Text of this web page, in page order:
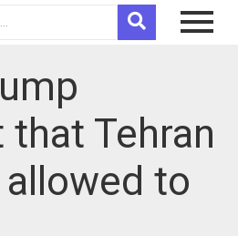
Tehran
allowed to